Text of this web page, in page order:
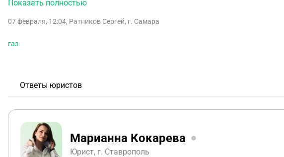
Показать полностью
07 февраля, 12:04, Ратников Сергей, г. Самара
газ
Ответы юристов
Марианна Кокарева
Юрист, г. Ставрополь